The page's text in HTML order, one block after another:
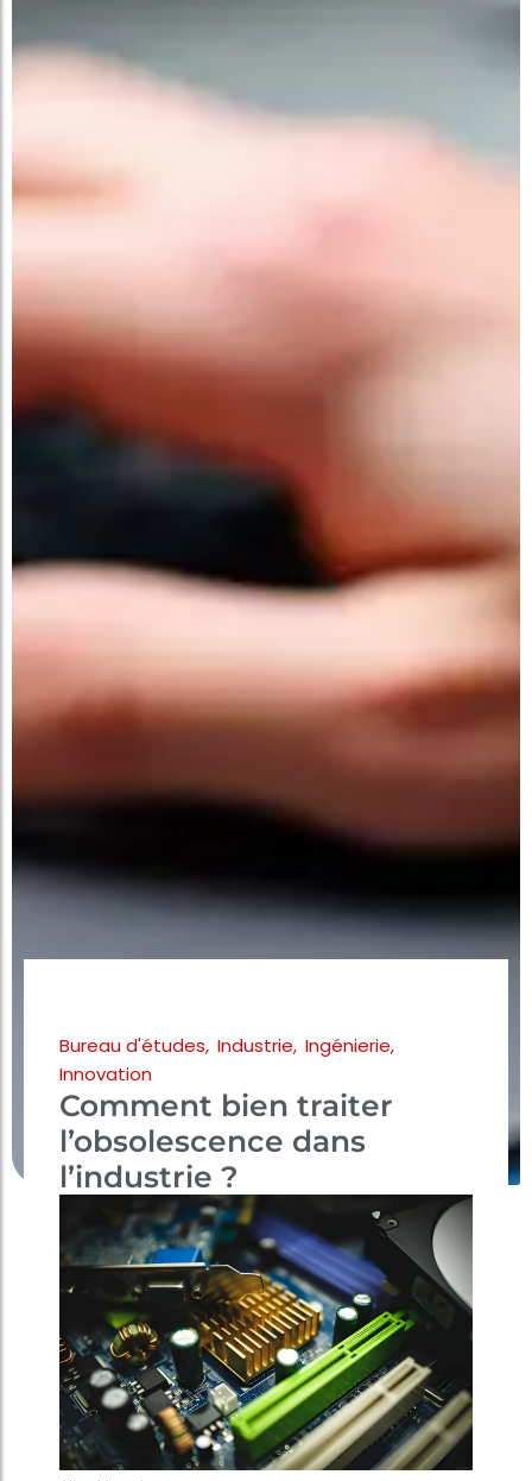
Bureau d'études, Industrie, Ingénierie,
Innovation
Comment bien traiter
l’obsolescence dans
l’industrie ?